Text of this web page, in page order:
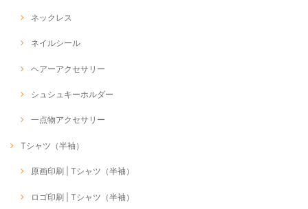
ネックレス
ネイルシール
ヘアーアクセサリー
シュシュキーホルダー
一点物アクセサリー
Tシャツ（半袖）
原画印刷 | Tシャツ（半袖）
ロゴ印刷 | Tシャツ（半袖）